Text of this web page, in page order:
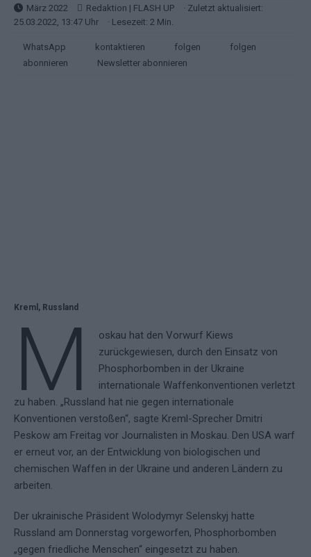
März 2022 Redaktion | FLASH UP
· Zuletzt aktualisiert:
25.03.2022, 13:47 Uhr
· Lesezeit: 2 Min.
WhatsApp kontaktieren folgen
folgen
abonnieren
Newsletter abonnieren
Kreml, Russland
M
oskau hat den Vorwurf Kiews
zurückgewiesen, durch den Einsatz von
Phosphorbomben in der Ukraine
internationale Waffenkonventionen verletzt
zu haben. „Russland hat nie gegen internationale
Konventionen verstoßen“, sagte Kreml-Sprecher Dmitri
Peskow am Freitag vor Journalisten in Moskau. Den USA warf
er erneut vor, an der Entwicklung von biologischen und
chemischen Waffen in der Ukraine und anderen Ländern zu
arbeiten.
Der ukrainische Präsident Wolodymyr Selenskyj hatte
Russland am Donnerstag vorgeworfen, Phosphorbomben
„gegen friedliche Menschen“ eingesetzt zu haben.